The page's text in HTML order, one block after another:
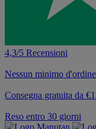
4,3/5 Recensioni
Nessun minimo d'ordine
Consegna gratuita da
Reso entro 30 giorni